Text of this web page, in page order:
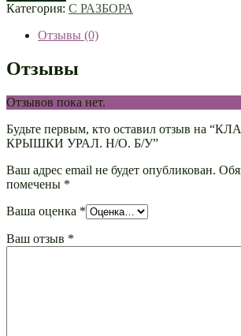
Категория: С РАЗБОРА
Отзывы (0)
Отзывы
Отзывов пока нет.
Будьте первым, кто оставил отзыв на
КРЫШКИ УРАЛ. Н/О. Б/У”
Ваш адрес email не будет опубликован.
помечены *
Ваша оценка *
Ваш отзыв *